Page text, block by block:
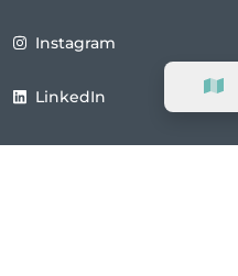
Instagram
LinkedIn